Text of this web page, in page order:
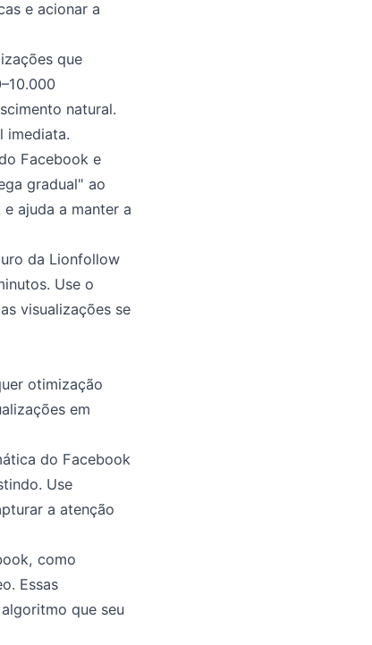
e acionar a
que
natural.
imediata.
Facebook e
gradual" ao
ajuda a manter a
da Lionfollow
Use o
visualizações se
otimização
em
do Facebook
Use
a atenção
como
Essas
que seu